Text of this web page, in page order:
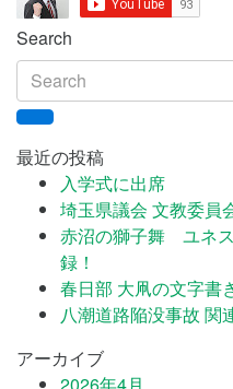
Search
最近の投稿
入学式に出席
埼玉県議会 文教委員
赤沼の獅子舞 ユネ
録！
春日部 大凧の文字書
八潮道路陥没事故 関
アーカイブ
2026年4月